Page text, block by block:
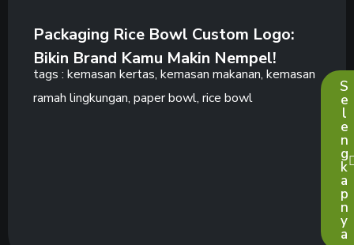
Packaging Rice Bowl Custom Logo:
Bikin Brand Kamu Makin Nempel!
tags : kemasan kertas, kemasan makanan, kemasan
ramah lingkungan, paper bowl, rice bowl
S
e
l
e
n
g
k
a
p
n
y
a